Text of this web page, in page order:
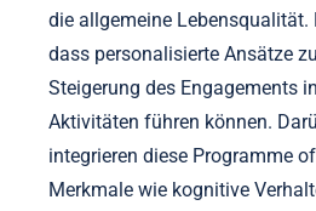
die allgemeine Lebensqualität.
dass personalisierte Ansätze
Steigerung des Engagements
Aktivitäten führen können.
integrieren diese Programme
Merkmale wie kognitive